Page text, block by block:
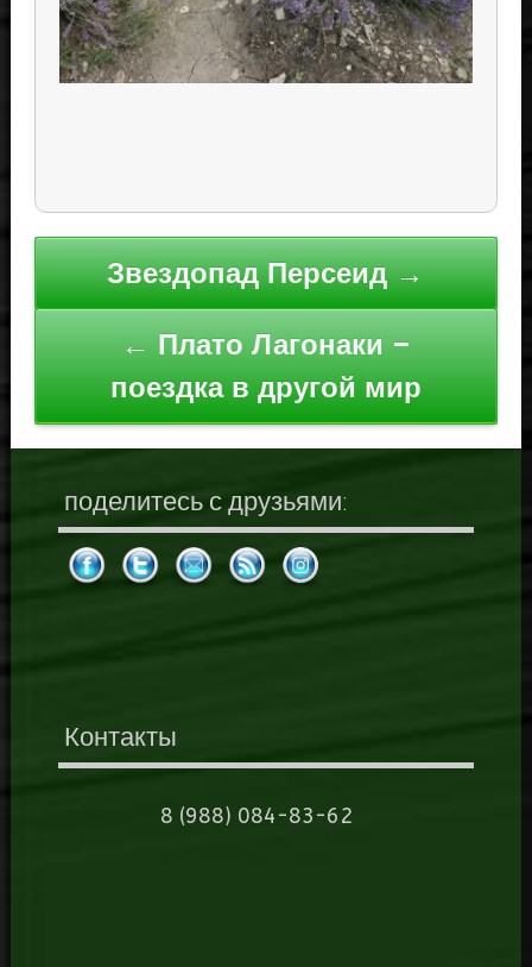
Навигация
по
записям
Звездопад Персеид →
← Плато Лагонаки –
поездка в другой мир
поделитесь с друзьями:
Контакты
8 (988) 084-83-62